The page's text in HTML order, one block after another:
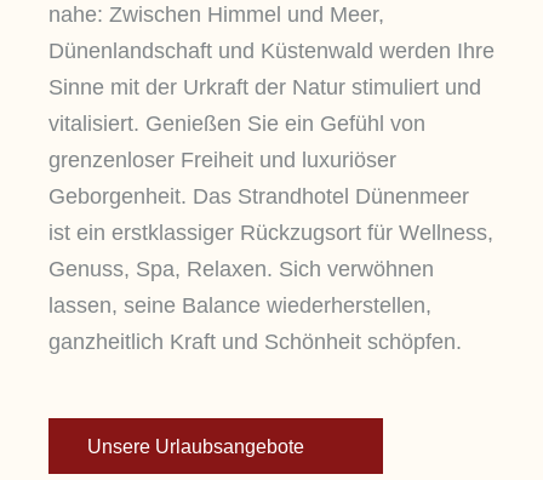
nahe: Zwischen Himmel und Meer,
Dünenlandschaft und Küstenwald werden Ihre
Sinne mit der Urkraft der Natur stimuliert und
vitalisiert. Genießen Sie ein Gefühl von
grenzenloser Freiheit und luxuriöser
Geborgenheit. Das Strandhotel Dünenmeer
ist ein erstklassiger Rückzugsort für Wellness,
Genuss, Spa, Relaxen. Sich verwöhnen
lassen, seine Balance wiederherstellen,
ganzheitlich Kraft und Schönheit schöpfen.
Unsere Urlaubsangebote